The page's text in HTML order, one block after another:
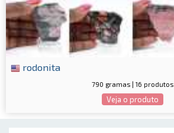
rodonita
790 gramas | 16 produtos
Veja o produto